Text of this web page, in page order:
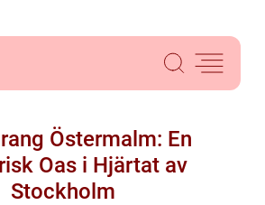
Östermalm: En
Oas i Hjärtat av
Stockholm